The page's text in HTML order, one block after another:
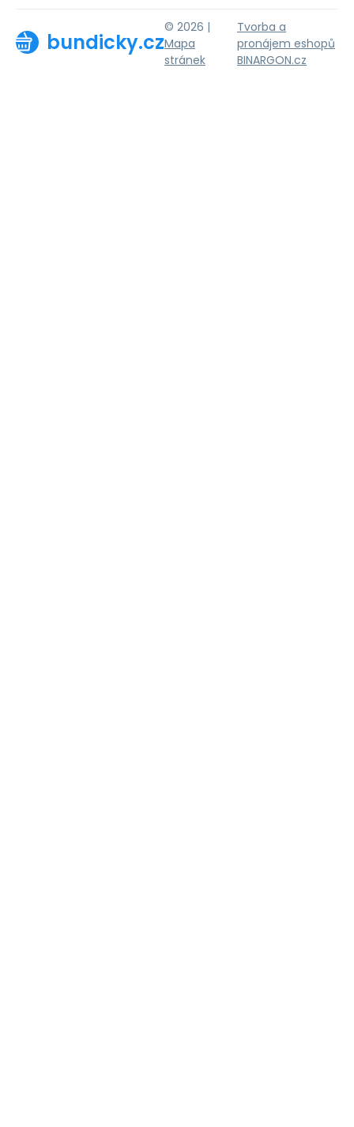
bundicky.cz
© 2026 |
Mapa
stránek
Tvorba a
pronájem eshopů
BINARGON.cz